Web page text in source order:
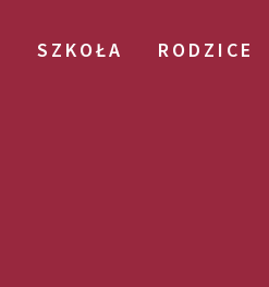
SZKOŁA RODZICE